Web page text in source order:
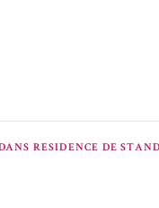
RESIDENCE DE